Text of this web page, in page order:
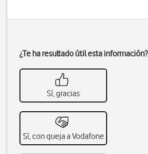
¿Te ha resultado útil esta información?
Sí, gracias
Sí, con queja a Vodafone